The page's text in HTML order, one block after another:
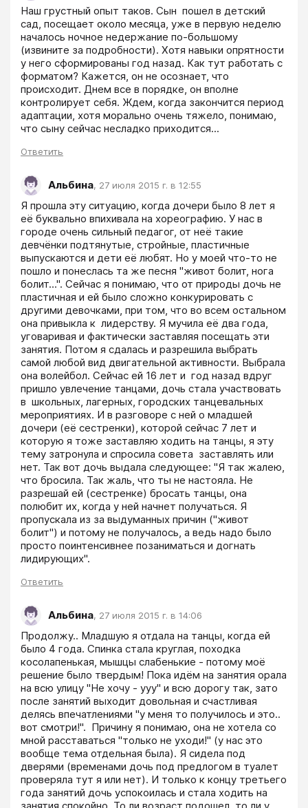
Наш грустный опыт таков. Сын  пошел в детский
сад, посещает около месяца, уже в первую неделю
началось ночное недержание по-большому
(извините за подробности). Хотя навыки опрятности
у него сформированы год назад. Как тут работать с
форматом? Кажется, он не осознает, что
происходит. Днем все в порядке, он вполне
контролирует себя. Ждем, когда закончится период
адаптации, хотя морально очень тяжело, понимаю,
что сыну сейчас несладко приходится...
Ответить
Альбина, 27 июля 2015 г. в 12:55
Я прошла эту ситуацию, когда дочери было 8 лет я
её буквально впихивала на хореографию. У нас в
городе очень сильный педагог, от неё такие
девчёнки подтянутые, стройные, пластичные
выпускаются и дети её любят. Но у моей что-то не
пошло и понеслась та же песня "живот болит, нога
болит...". Сейчас я понимаю, что от природы дочь не
пластичная и ей было сложно конкурировать с
другими девочками, при том, что во всем остальном
она привыкла к  лидерству. Я мучила её два года,
уговаривая и фактически заставляя посещать эти
занятия. Потом я сдалась и разрешила выбрать
самой любой вид двигательной активности. Выбрала
она волейбол. Сейчас ей 16 лет и  год назад вдруг
пришло увлечение танцами, дочь стала участвовать
в  школьных, лагерных, городских танцевальных
мероприятиях. И в разговоре с ней о младшей
дочери (её сестренки), которой сейчас 7 лет и
которую я тоже заставляю ходить на танцы, я эту
тему затронула и спросила совета  заставлять или
нет. Так вот дочь выдала следующее: "Я так жалею,
что бросила. Так жаль, что ты не настояла. Не
разрешай ей (сестренке) бросать танцы, она
полюбит их, когда у ней начнет получаться. Я
пропускала из за выдуманных причин ("живот
болит") и потому не получалось, а ведь надо было
просто поинтенсивнее позаниматься и догнать
лидирующих".
Ответить
Альбина, 27 июля 2015 г. в 14:06
Продолжу.. Младшую я отдала на танцы, когда ей
было 4 года. Спинка стала круглая, походка
косолапенькая, мышцы слабенькие - потому моё
решение было твердым! Пока идём на занятия орала
на всю улицу "Не хочу - ууу" и всю дорогу так, зато
после занятий выходит довольная и счастливая
делясь впечатлениями "у меня то получилось и это..
вот смотри!".  Причину я понимаю, она не хотела со
мной расставаться "только не уходи!" (у нас это
вообще тема отдельная была). Я сидела под
дверями (временами дочь под предлогом в туалет
проверяла тут я или нет). И только к концу третьего
года занятий дочь успокоилась и стала ходить на